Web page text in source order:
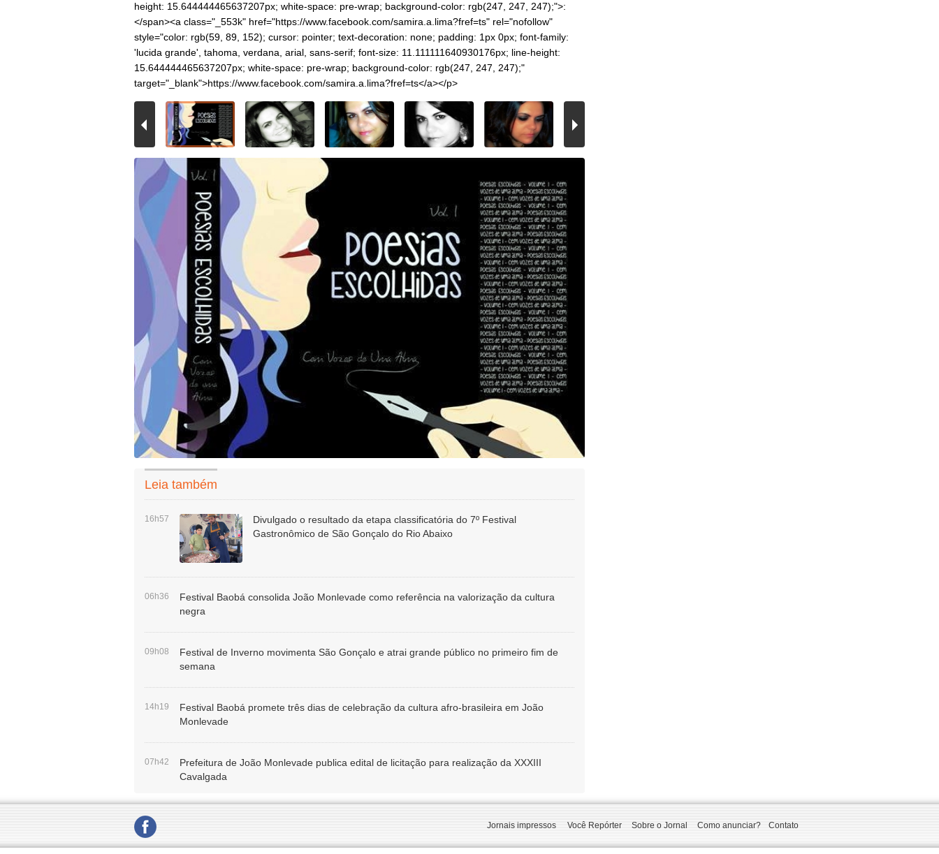
height: 15.644444465637207px; white-space: pre-wrap; background-color: rgb(247, 247, 247);">:
</span><a class="_553k" href="https://www.facebook.com/samira.a.lima?fref=ts" rel="nofollow"
style="color: rgb(59, 89, 152); cursor: pointer; text-decoration: none; padding: 1px 0px; font-family:
'lucida grande', tahoma, verdana, arial, sans-serif; font-size: 11.111111640930176px; line-height:
15.644444465637207px; white-space: pre-wrap; background-color: rgb(247, 247, 247);"
target="_blank">https://www.facebook.com/samira.a.lima?fref=ts</a></p>
Leia também
16h57
Divulgado o resultado da etapa classificatória do 7º Festival
Gastronômico de São Gonçalo do Rio Abaixo
06h36
Festival Baobá consolida João Monlevade como referência na valorização da cultura
negra
09h08
Festival de Inverno movimenta São Gonçalo e atrai grande público no primeiro fim de
semana
14h19
Festival Baobá promete três dias de celebração da cultura afro-brasileira em João
Monlevade
07h42
Prefeitura de João Monlevade publica edital de licitação para realização da XXXIII
Cavalgada
Jornais impressos Você Repórter Sobre o Jornal Como anunciar? Contato